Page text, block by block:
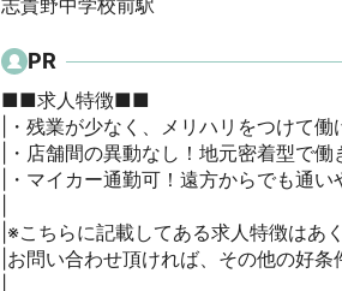
志貴野中学校前駅
PR
■■求人特徴■■
|・残業が少なく、メリハリをつけて働
|・店舗間の異動なし！地元密着型で
|・マイカー通勤可！遠方からでも通い
|※こちらに記載してある求人特徴はあ
|お問い合わせ頂ければ、その他の好